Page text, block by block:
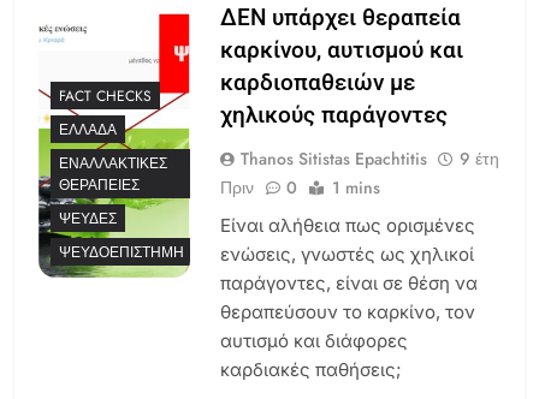
FACT CHECKS
ΕΛΛΆΔΑ
ΕΝΑΛΛΑΚΤΙΚΈΣ
ΘΕΡΑΠΕΊΕΣ
ΨΕΥΔΈΣ
ΨΕΥΔΟΕΠΙΣΤΉΜΗ
ΔΕΝ υπάρχει θεραπεία
καρκίνου, αυτισμού και
καρδιοπαθειών με
χηλικούς παράγοντες
Thanos Sitistas Epachtitis
9 έτη
Πριν
0 1 mins
Είναι αλήθεια πως ορισμένες
ενώσεις, γνωστές ως χηλικοί
παράγοντες, είναι σε θέση να
θεραπεύσουν το καρκίνο, τον
αυτισμό και διάφορες
καρδιακές παθήσεις;